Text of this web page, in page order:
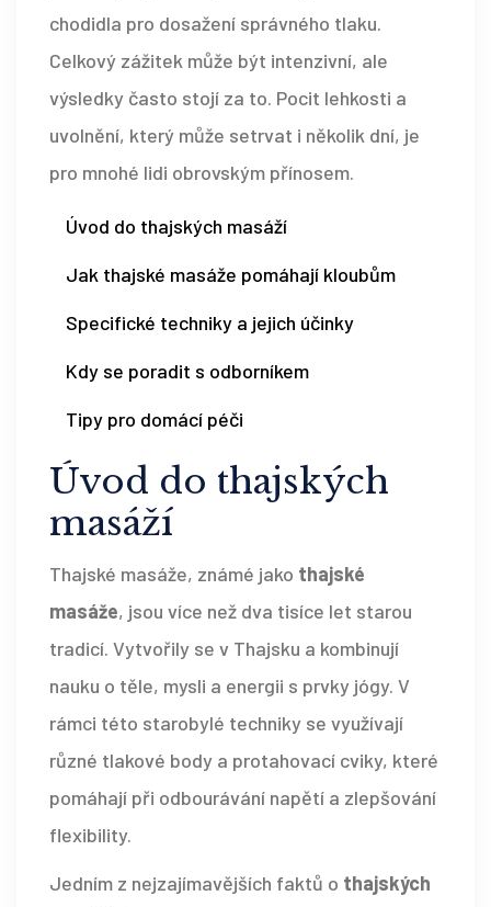
chodidla pro dosažení správného tlaku.
Celkový zážitek může být intenzivní, ale
výsledky často stojí za to. Pocit lehkosti a
uvolnění, který může setrvat i několik dní, je
pro mnohé lidi obrovským přínosem.
Úvod do thajských masáží
Jak thajské masáže pomáhají kloubům
Specifické techniky a jejich účinky
Kdy se poradit s odborníkem
Tipy pro domácí péči
Úvod do thajských
masáží
Thajské masáže, známé jako thajské
masáže, jsou více než dva tisíce let starou
tradicí. Vytvořily se v Thajsku a kombinují
nauku o těle, mysli a energii s prvky jógy. V
rámci této starobylé techniky se využívají
různé tlakové body a protahovací cviky, které
pomáhají při odbourávání napětí a zlepšování
flexibility.
Jedním z nejzajímavějších faktů o thajských